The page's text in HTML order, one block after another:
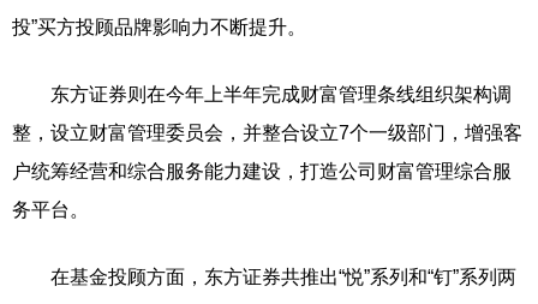
投”买方投顾品牌影响力不断提升。
东方证券则在今年上半年完成财富管理条线组织架构调
整，设立财富管理委员会，并整合设立7个一级部门，增强客
户统筹经营和综合服务能力建设，打造公司财富管理综合服
务平台。
在基金投顾方面，东方证券共推出“悦”系列和“钉”系列两